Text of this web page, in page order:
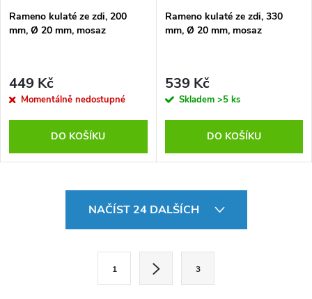
Rameno kulaté ze zdi, 200
mm, Ø 20 mm, mosaz
449 Kč
Momentálně nedostupné
DO KOŠÍKU
Rameno kulaté ze zdi, 330
mm, Ø 20 mm, mosaz
539 Kč
Skladem >5 ks
DO KOŠÍKU
NAČÍST 24 DALŠÍCH
1 3